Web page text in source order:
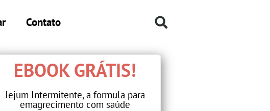
Contato
EBOOK GRÁTIS!​
Jejum Intermitente, a formula para
emagrecimento com saúde​